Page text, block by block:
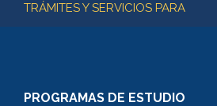
TRÁMITES Y SERVICIOS PARA
PROGRAMAS DE ESTUDIO